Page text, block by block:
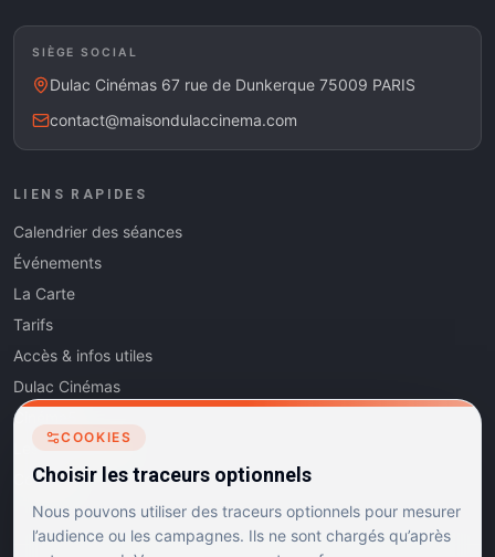
SIÈGE SOCIAL
Dulac Cinémas 67 rue de Dunkerque 75009 PARIS
contact@maisondulaccinema.com
LIENS RAPIDES
Calendrier des séances
Événements
La Carte
Tarifs
Accès & infos utiles
Dulac Cinémas
Cinéma5
Les Dits de l'Art
Contact
COOKIES
Choisir les traceurs optionnels
Nous pouvons utiliser des traceurs optionnels pour mesurer
l’audience ou les campagnes. Ils ne sont chargés qu’après